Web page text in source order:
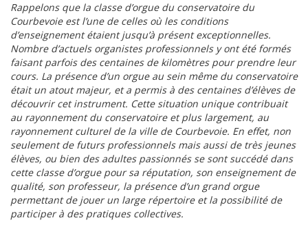
Rappelons que la classe d’orgue du conservatoire du
Courbevoie est l’une de celles où les conditions
d’enseignement étaient jusqu’à présent exceptionnelles.
Nombre d’actuels organistes professionnels y ont été formés
faisant parfois des centaines de kilomètres pour prendre leur
cours. La présence d’un orgue au sein même du conservatoire
était un atout majeur, et a permis à des centaines d’élèves de
découvrir cet instrument. Cette situation unique contribuait
au rayonnement du conservatoire et plus largement, au
rayonnement culturel de la ville de Courbevoie. En effet, non
seulement de futurs professionnels mais aussi de très jeunes
élèves, ou bien des adultes passionnés se sont succédé dans
cette classe d’orgue pour sa réputation, son enseignement de
qualité, son professeur, la présence d’un grand orgue
permettant de jouer un large répertoire et la possibilité de
participer à des pratiques collectives.